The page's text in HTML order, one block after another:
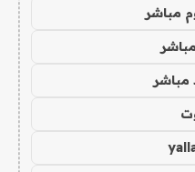
مباشر
مباشر